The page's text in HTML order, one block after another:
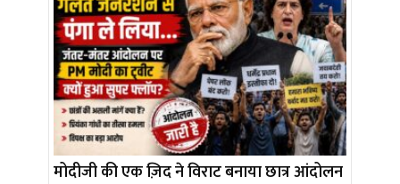
मोदीजी की एक ज़िद ने विराट बनाया छात्र आंदोलन